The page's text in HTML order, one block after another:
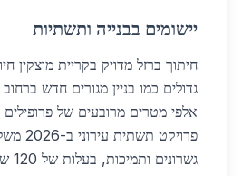
יישומים בבנייה ותשתיות
חיתוך ברזל מדויק בקריית מוצקין
גדולים כמו בניין מגורים חדש
אלפי מטרים מרובעים של פרופילים
פרויקט